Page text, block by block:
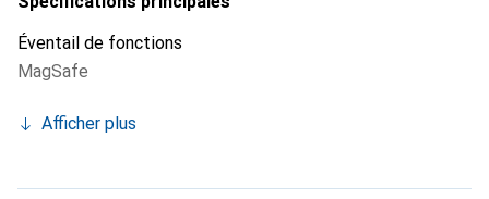
Éventail de fonctions
MagSafe
Afficher plus